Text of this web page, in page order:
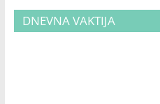
DNEVNA VAKTIJA